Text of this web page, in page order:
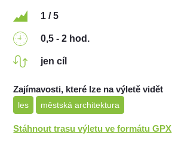
1 / 5
0,5 - 2 hod.
jen cíl
Zajímavosti, které lze na výletě vidět
les městská architektura
Stáhnout trasu výletu ve formátu GPX